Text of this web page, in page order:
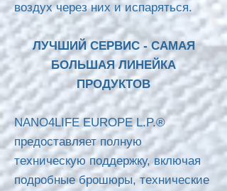
воздух через них и испаряться.
ЛУЧШИЙ СЕРВИС - САМАЯ
БОЛЬШАЯ ЛИНЕЙКА
ПРОДУКТОВ
NANO4LIFE EUROPE L.P.®
предоставляет полную
техническую поддержку, включая
подробные брошюры, технические